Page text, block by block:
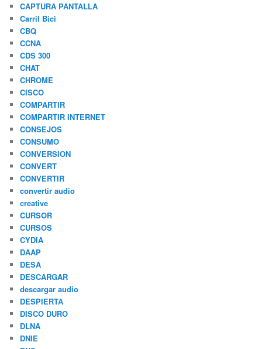
CAPTURA PANTALLA
Carril Bici
CBQ
CCNA
CDS 300
CHAT
CHROME
CISCO
COMPARTIR
COMPARTIR INTERNET
CONSEJOS
CONSUMO
CONVERSION
CONVERT
CONVERTIR
convertir audio
creative
CURSOR
CURSOS
CYDIA
DAAP
DESA
DESCARGAR
descargar audio
DESPIERTA
DISCO DURO
DLNA
DNIE